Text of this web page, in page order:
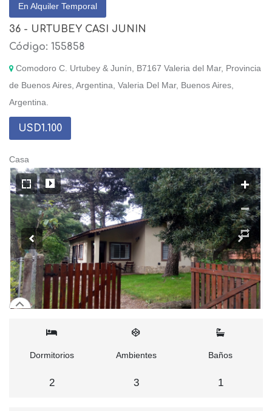
En Alquiler Temporal
36 - URTUBEY CASI JUNIN
Código: 155858
Comodoro C. Urtubey & Junín, B7167 Valeria del Mar, Provincia
de Buenos Aires, Argentina, Valeria Del Mar, Buenos Aires,
Argentina.
USD1.100
Casa
Dormitorios
2
Ambientes
3
Baños
1